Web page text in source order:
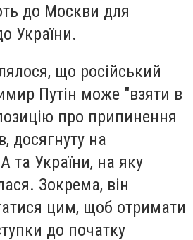
до Москви для
України.
що російський
Путін може "взяти в
про припинення
досягнуту на
та України, на яку
Зокрема, він
цим, щоб отримати
до початку